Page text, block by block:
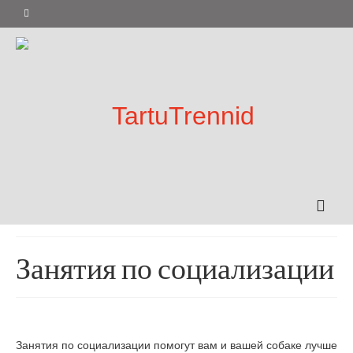
Занятия по социализации
Занятия по социализации помогут вам и вашей собаке лучше